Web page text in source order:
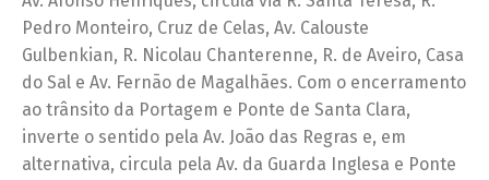
Pedro Monteiro, Cruz de Celas, Av. Calouste
Gulbenkian, R. Nicolau Chanterenne, R. de Aveiro, Casa
do Sal e Av. Fernão de Magalhães. Com o encerramento
ao trânsito da Portagem e Ponte de Santa Clara,
inverte o sentido pela Av. João das Regras e, em
alternativa, circula pela Av. da Guarda Inglesa e Ponte